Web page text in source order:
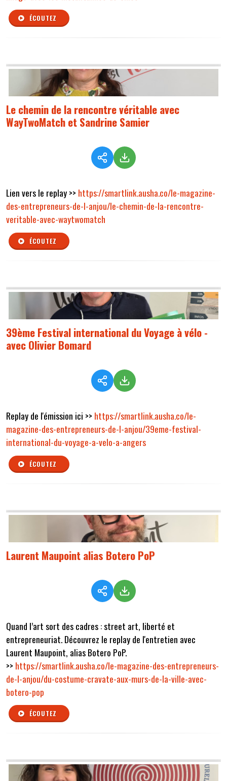
ÉCOUTEZ
Le chemin de la rencontre véritable avec
WayTwoMatch et Sandrine Samier
Lien vers le replay >> https://smartlink.ausha.co/le-magazine-
des-entrepreneurs-de-l-anjou/le-chemin-de-la-rencontre-
veritable-avec-waytwomatch
ÉCOUTEZ
39ème Festival international du Voyage à vélo -
avec Olivier Bomard
Replay de l'émission ici >> https://smartlink.ausha.co/le-
magazine-des-entrepreneurs-de-l-anjou/39eme-festival-
international-du-voyage-a-velo-a-angers
ÉCOUTEZ
Laurent Maupoint alias Botero PoP
Quand l’art sort des cadres : street art, liberté et
entrepreneuriat. Découvrez le replay de l'entretien avec
Laurent Maupoint, alias Botero PoP.
>> https://smartlink.ausha.co/le-magazine-des-entrepreneurs-
de-l-anjou/du-costume-cravate-aux-murs-de-la-ville-avec-
botero-pop
ÉCOUTEZ